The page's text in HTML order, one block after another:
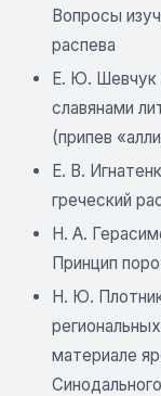
Вопросы
распева
Е. Ю. Шевчук
славянами
(припев
Е. В.
греческий
Н. А.
Принцип
Н. Ю.
материале